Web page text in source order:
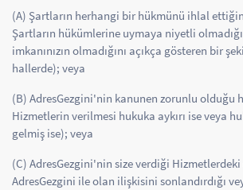
(A) Şartların herhangi bir hükmünü ihlal
Şartların hükümlerine uymaya niyetli
imkanınızın olmadığını açıkça gösteren bir
hallerde); veya
(B) AdresGezgini'nin kanunen zorunlu olduğu
Hizmetlerin verilmesi hukuka aykırı ise veya
gelmiş ise); veya
(C) AdresGezgini'nin size verdiği Hizmetlerdeki
AdresGezgini ile olan ilişkisini sonlandırdığı